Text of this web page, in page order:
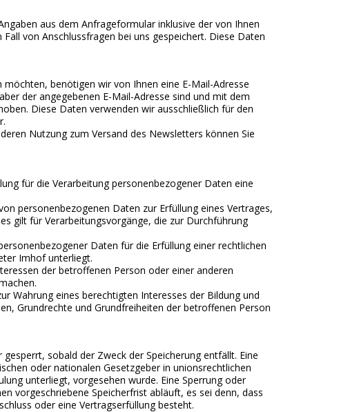
aus dem Anfrageformular inklusive der von Ihnen
von Anschlussfragen bei uns gespeichert. Diese Daten
benötigen wir von Ihnen eine E-Mail-Adresse
der angegebenen E-Mail-Adresse sind und mit dem
Diese Daten verwenden wir ausschließlich für den
Nutzung zum Versand des Newsletters können Sie
für die Verarbeitung personenbezogener Daten eine
personenbezogenen Daten zur Erfüllung eines Vertrages,
gilt für Verarbeitungsvorgänge, die zur Durchführung
Daten für die Erfüllung einer rechtlichen
Imhof unterliegt.
der betroffenen Person oder einer anderen
Wahrung eines berechtigten Interesses der Bildung und
Grundrechte und Grundfreiheiten der betroffenen Person
sobald der Zweck der Speicherung entfällt. Eine
oder nationalen Gesetzgeber in unionsrechtlichen
unterliegt, vorgesehen wurde. Eine Sperrung oder
vorgeschriebene Speicherfrist abläuft, es sei denn, dass
oder eine Vertragserfüllung besteht.